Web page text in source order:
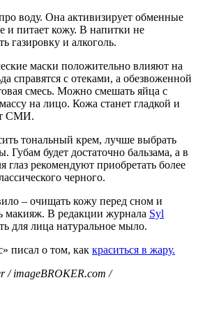
воду. Она активизирует обменные
и питает кожу. В напитки не
газировку и алкоголь.
маски положительно влияют на
справятся с отеками, а обезвоженной
смесь. Можно смешать яйца с
на лицо. Кожа станет гладкой и
СМИ.
тональный крем, лучше выбрать
Губам будет достаточно бальзама, а в
глаз рекомендуют приобретать более
черного.
– очищать кожу перед сном и
макияж. В редакции журнала Syl
для лица натуральное мыло.
писал о том, как краситься в жару.
/ imageBROKER.com /